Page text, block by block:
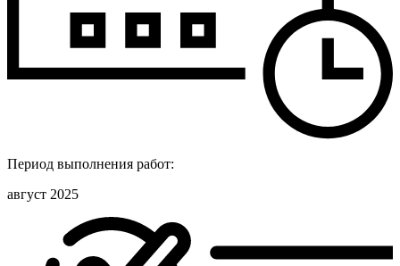
Период выполнения работ:
август 2025